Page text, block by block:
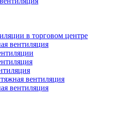
в торговом центре
вентиляция
вентиляция
вентиляция